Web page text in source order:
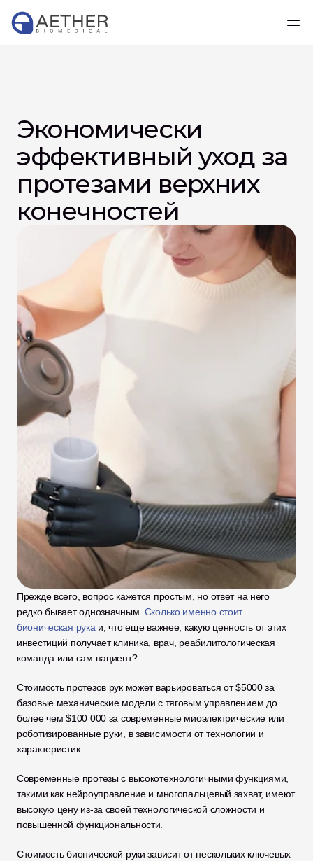
Экономически
эффективный уход за
протезами верхних
конечностей
Прежде всего, вопрос кажется простым, но ответ на него
редко бывает однозначным. Сколько именно стоит
бионическая рука и, что еще важнее, какую ценность от этих
инвестиций получает клиника, врач, реабилитологическая
команда или сам пациент?
Стоимость протезов рук может варьироваться от $5000 за
базовые механические модели с тяговым управлением до
более чем $100 000 за современные миоэлектрические или
роботизированные руки, в зависимости от технологии и
характеристик.
Современные протезы с высокотехнологичными функциями,
такими как нейроуправление и многопальцевый захват, имеют
высокую цену из-за своей технологической сложности и
повышенной функциональности.
Стоимость бионической руки зависит от нескольких ключевых